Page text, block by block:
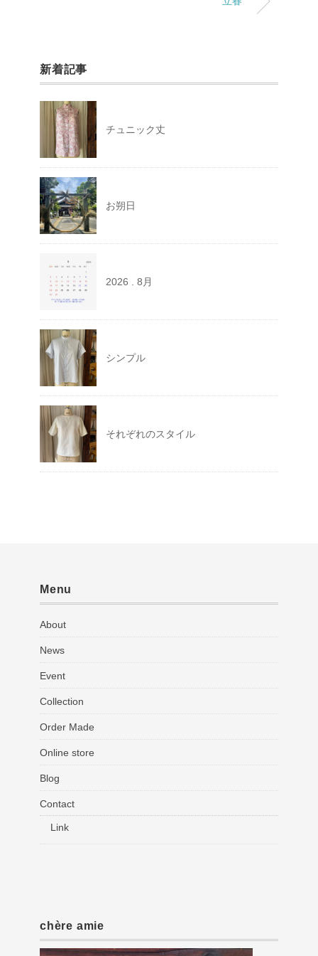
新着記事
チュニック丈
お朔日
2026 . 8月
シンプル
それぞれのスタイル
Menu
About
News
Event
Collection
Order Made
Online store
Blog
Contact
Link
chère amie